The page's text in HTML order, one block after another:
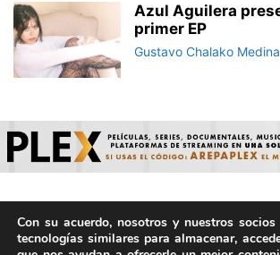
Azul Aguilera
primer EP
Gustavo Chalako Medina
© ArepaVolatil.Com 2021-2025 - Hecho por
IA. | Todos los derechos
Con su acuerdo, nosotros y nuestros
tecnologías similares para almacenar,